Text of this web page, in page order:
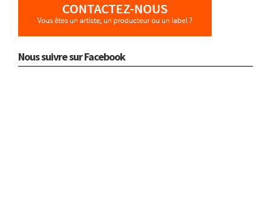
Nous suivre sur Facebook